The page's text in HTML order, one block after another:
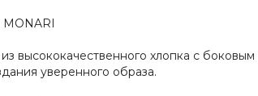
высококачественного хлопка с
уверенного образа.